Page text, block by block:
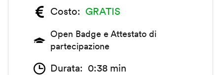
Costo
GRATIS
Open Badge e Attestato di
partecipazione
Durata 0:38 min